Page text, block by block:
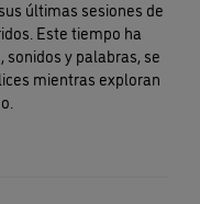
últimas sesiones de
Este tiempo ha
sonidos y palabras, se
mientras exploran